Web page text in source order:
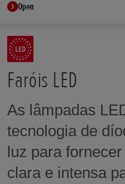
concisas ao
tecnologia de
modelos.
Open
Faróis LED
As lâmpadas
tecnologia de
luz para
clara e intensa